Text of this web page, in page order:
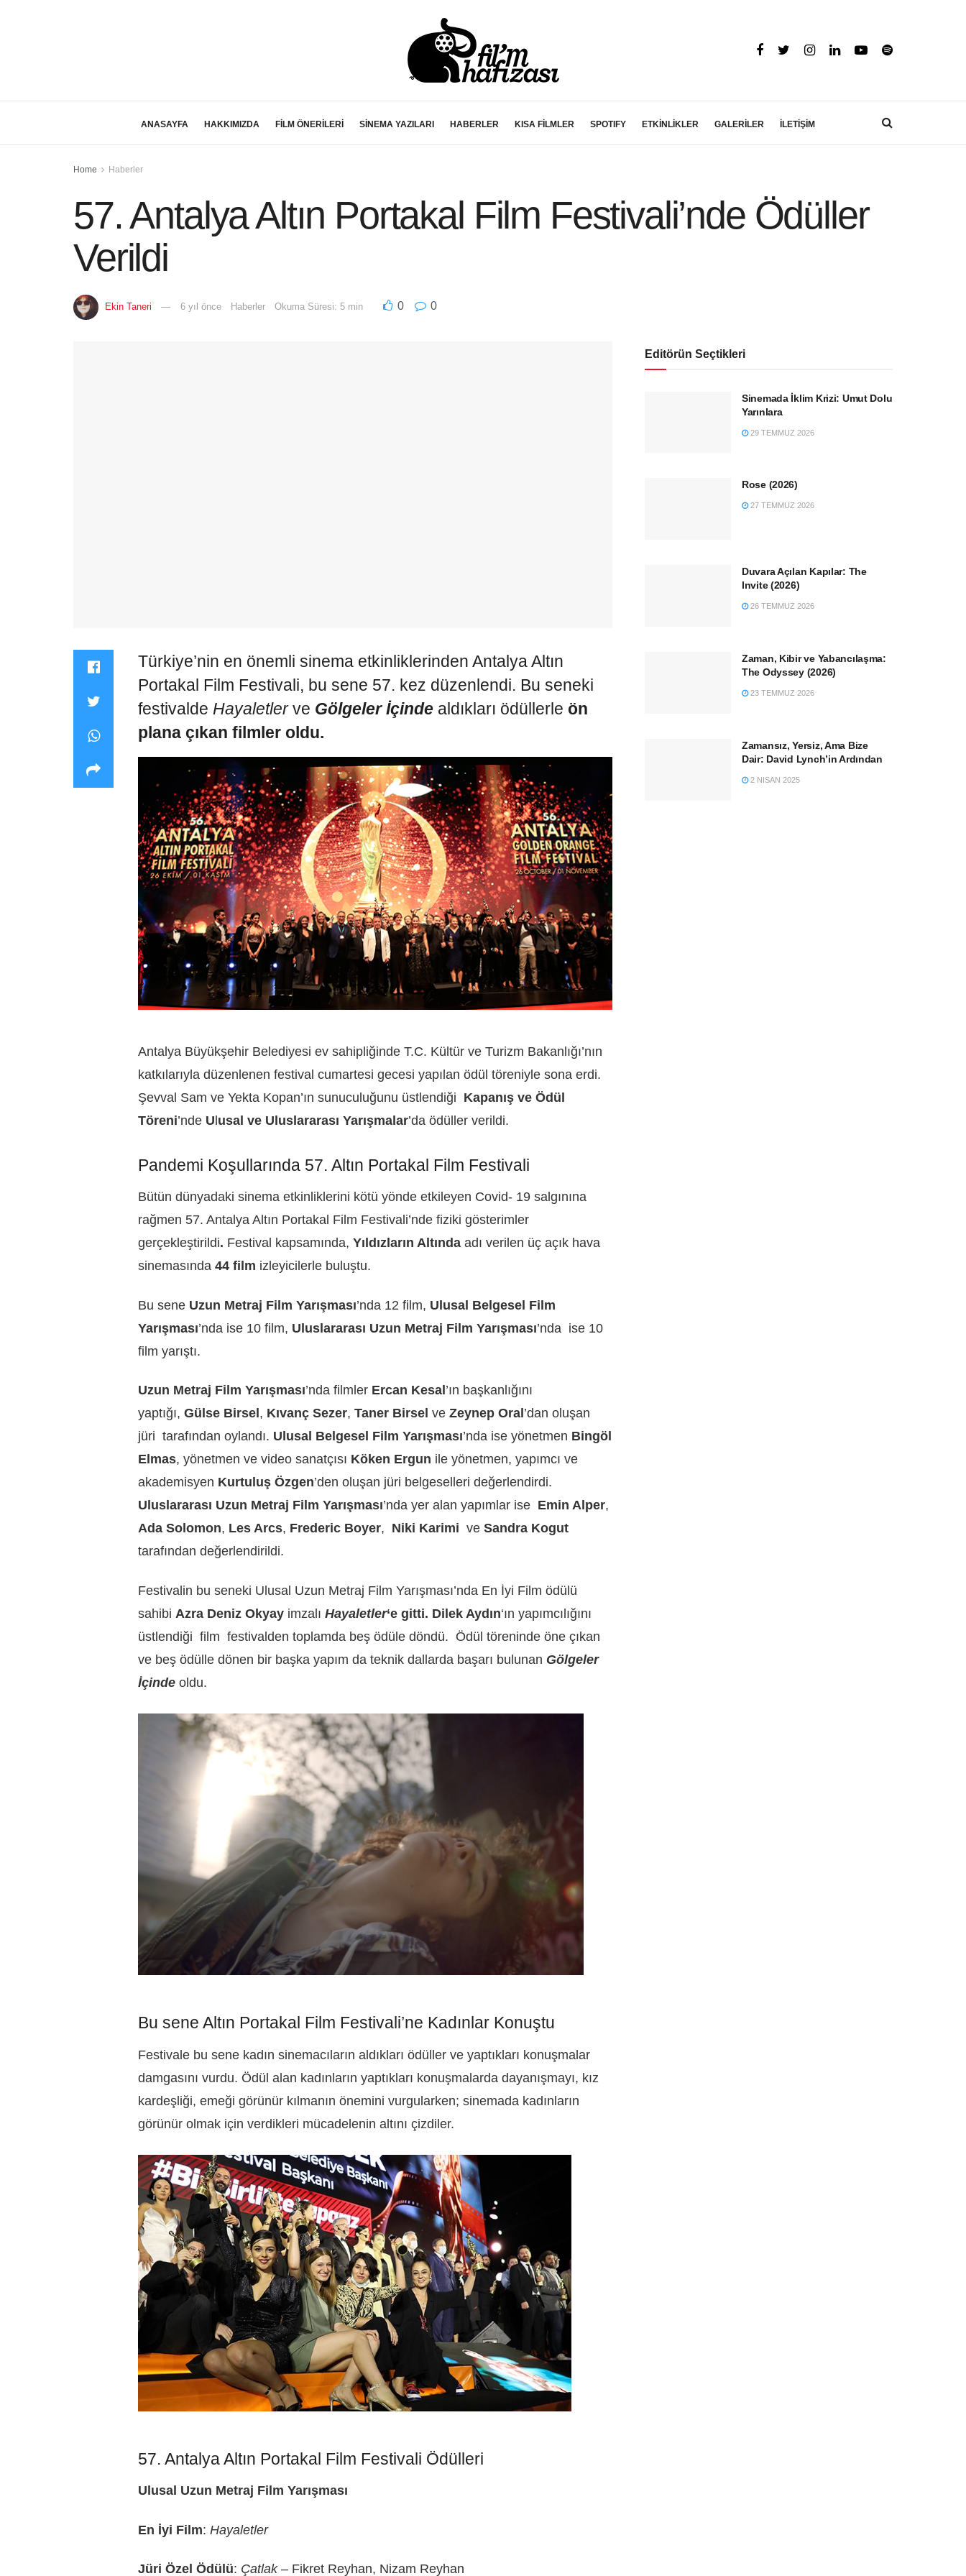
ANASAYFA HAKKIMIZDA FİLM ÖNERİLERİ SİNEMA YAZILARI HABERLER KISA FİLMLER SPOTIFY ETKİNLİKLER GALERİLER İLETİŞİM
Home Haberler
57. Antalya Altın Portakal Film Festivali’nde Ödüller
Verildi
Ekin Taneri 6 yıl önce Haberler Okuma Süresi: 5 min 0 0
Türkiye’nin en önemli sinema etkinliklerinden Antalya Altın
Portakal Film Festivali, bu sene 57. kez düzenlendi. Bu seneki
festivalde Hayaletler ve Gölgeler İçinde aldıkları ödüllerle ön
plana çıkan filmler oldu.
Antalya Büyükşehir Belediyesi ev sahipliğinde T.C. Kültür ve Turizm Bakanlığı’nın
katkılarıyla düzenlenen festival cumartesi gecesi yapılan ödül töreniyle sona erdi.
Şevval Sam ve Yekta Kopan’ın sunuculuğunu üstlendiği Kapanış ve Ödül
Töreni’nde U usal ve Uluslararası Yarışmalar’da ödüller verildi.
Pandemi Koşullarında 57. Altın Portakal Film Festivali
Bütün dünyadaki sinema etkinliklerini kötü yönde etkileyen Covid- 19 salgınına
rağmen 57. Antalya Altın Portakal Film Festivali’nde fiziki gösterimler
gerçekleştirildi. Festival kapsamında, Yıldızların Altında adı verilen üç açık hava
sinemasında 44 film izleyicilerle buluştu.
Bu sene Uzun Metraj Film Yarışması’nda 12 film, Ulusal Belgesel Film
Yarışması’nda ise 10 film, Uluslararası Uzun Metraj Film Yarışması’nda ise 10
film yarıştı.
Uzun Metraj Film Yarışması’nda filmler Ercan Kesal ’ın başkanlığını
yaptığı, Gülse Birsel , Kıvanç Sezer, Taner Birsel ve Zeynep Oral ’dan oluşan
jüri tarafından oylandı. Ulusal Belgesel Film Yarışması’nda ise yönetmen Bingöl
Elmas, yönetmen ve video sanatçısı Köken Ergun ile yönetmen, yapımcı ve
akademisyen Kurtuluş Özgen’den oluşan jüri belgeselleri değerlendirdi.
Uluslararası Uzun Metraj Film Yarışması’nda yer alan yapımlar ise Emin Alper,
Ada Solomon, Les Arcs, Frederic Boyer, Niki Karimi ve Sandra Kogut
tarafından değerlendirildi.
Festivalin bu seneki Ulusal Uzun Metraj Film Yarışması’nda En İyi Film ödülü
sahibi Azra Deniz Okyay imzalı Hayaletler‘e gitti. Dilek Aydın‘ın yapımcılığını
üstlendiği film festivalden toplamda beş ödüle döndü. Ödül töreninde öne çıkan
ve beş ödülle dönen bir başka yapım da teknik dallarda başarı bulunan Gölgeler
İçinde oldu.
Bu sene Altın Portakal Film Festivali’ne Kadınlar Konuştu
Festivale bu sene kadın sinemacıların aldıkları ödüller ve yaptıkları konuşmalar
damgasını vurdu. Ödül alan kadınların yaptıkları konuşmalarda dayanışmayı, kız
kardeşliği, emeği görünür kılmanın önemini vurgularken; sinemada kadınların
görünür olmak için verdikleri mücadelenin altını çizdiler.
57. Antalya Altın Portakal Film Festivali Ödülleri
Ulusal Uzun Metraj Film Yarışması
En İyi Film: Hayaletler
Jüri Özel Ödülü: Çatlak– Fikret Reyhan, Nizam Reyhan
Editörün Seçtikleri
Sinemada İklim Krizi: Umut Dolu
Yarınlara
29 TEMMUZ 2026
Rose (2026)
27 TEMMUZ 2026
Duvara Açılan Kapılar: The
Invite (2026)
26 TEMMUZ 2026
Zaman, Kibir ve Yabancılaşma:
The Odyssey (2026)
23 TEMMUZ 2026
Zamansız, Yersiz, Ama Bize
Dair: David Lynch’in Ardından
2 NISAN 2025